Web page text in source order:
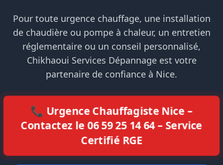
Pour toute urgence chauffage, une installation
de chaudière ou pompe à chaleur, un entretien
réglementaire ou un conseil personnalisé,
Chikhaoui Services Dépannage est votre
partenaire de confiance à Nice.
📞 Urgence Chauffagiste Nice –
Contactez le 06 59 25 14 64 – Service
Certifié RGE